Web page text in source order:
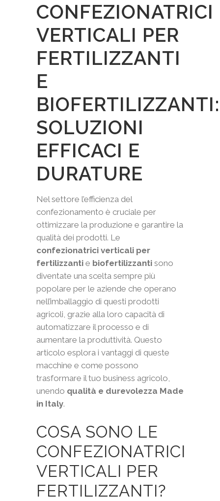
CONFEZIONATRICI
VERTICALI PER
FERTILIZZANTI
E
BIOFERTILIZZANTI:
SOLUZIONI
EFFICACI E
DURATURE
Nel settore l’efficienza del
confezionamento è cruciale per
ottimizzare la produzione e garantire la
qualità dei prodotti. Le
confezionatrici verticali per
fertilizzanti e biofertilizzanti sono
diventate una scelta sempre più
popolare per le aziende che operano
nell’imballaggio di questi prodotti
agricoli, grazie alla loro capacità di
automatizzare il processo e di
aumentare la produttività. Questo
articolo esplora i vantaggi di queste
macchine e come possono
trasformare il tuo business agricolo,
unendo qualità e durevolezza Made
in Italy.
COSA SONO LE
CONFEZIONATRICI
VERTICALI PER
FERTILIZZANTI?